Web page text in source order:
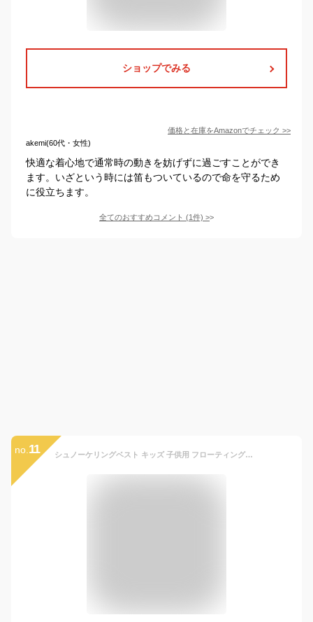
ショップでみる
価格と在庫をAmazonでチェック >>
akemi(60代・女性)
快適な着心地で通常時の動きを妨げずに過ごすことができ
ます。いざという時には笛もついているので命を守るため
に役立ちます。
全てのおすすめコメント (1件) >
no. 11 シュノーケリングベスト キッズ 子供用 フローティングベスト ライフジャケット インフレータブル 空気式 軽量 コンパクト 浮力補助 海水浴 シュノーケル 海遊び プール 川遊び 水辺レジャー 安心設計 HeleiWaho ヘレイワホ